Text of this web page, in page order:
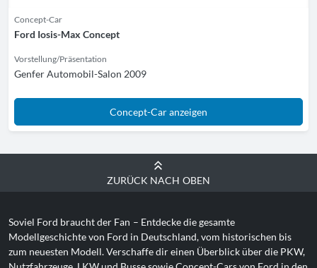
Concept-Car
Ford Iosis-Max Concept
Vorstellung/Präsentation
Genfer Automobil-Salon 2009
Concept-Car anzeigen
ZURÜCK NACH OBEN
Soviel Ford braucht der Fan – Entdecke die gesamte
Modellgeschichte von Ford in Deutschland, vom historischen bis
zum neuesten Modell. Verschaffe dir einen Überblick über die PKW,